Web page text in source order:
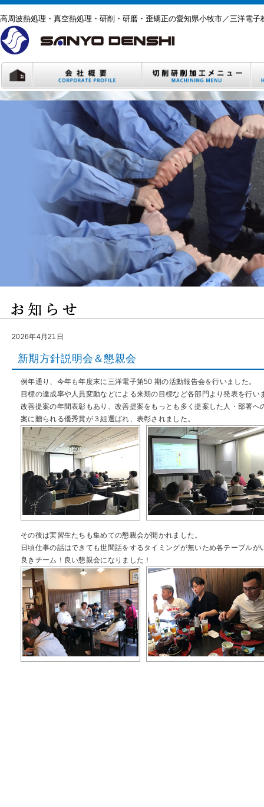
高周波熱処理・真空熱処理・研削・研磨・歪矯正の愛知県小牧市／三洋電子
2026年4月21日
新期方針説明会＆懇親会
例年通り、今年も年度末に三洋電子第50 期の活動報告会を行いました。
目標の達成率や人員変動などによる来期の目標など各部門より発表を行い
改善提案の年間表彰もあり、改善提案をもっとも多く提案した人・部署
案に贈られる優秀賞が３組選ばれ、表彰されました。
その後は実習生たちも集めての懇親会が開かれました。
日頃仕事の話はできても世間話をするタイミングが無いため各テーブル
良きチーム！良い懇親会になりました！